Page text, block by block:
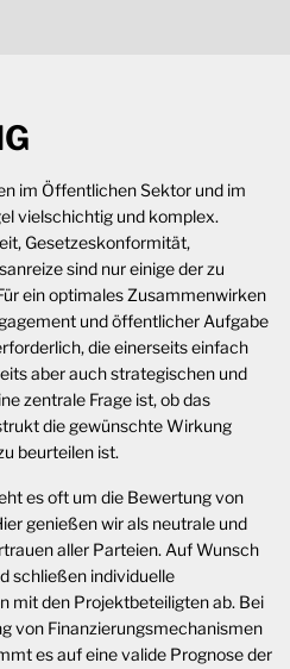
im Öffentlichen Sektor und im
vielschichtig und komplex.
Gesetzeskonformität,
sind nur einige der zu
ein optimales Zusammenwirken
und öffentlicher Aufgabe
die einerseits einfach
aber auch strategischen und
zentrale Frage ist, ob das
die gewünschte Wirkung
beurteilen ist.
es oft um die Bewertung von
genießen wir als neutrale und
aller Parteien. Auf Wunsch
schließen individuelle
mit den Projektbeteiligten ab. Bei
von Finanzierungsmechanismen
es auf eine valide Prognose der